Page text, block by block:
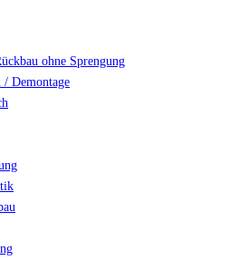
ohne Sprengung
/ Demontage